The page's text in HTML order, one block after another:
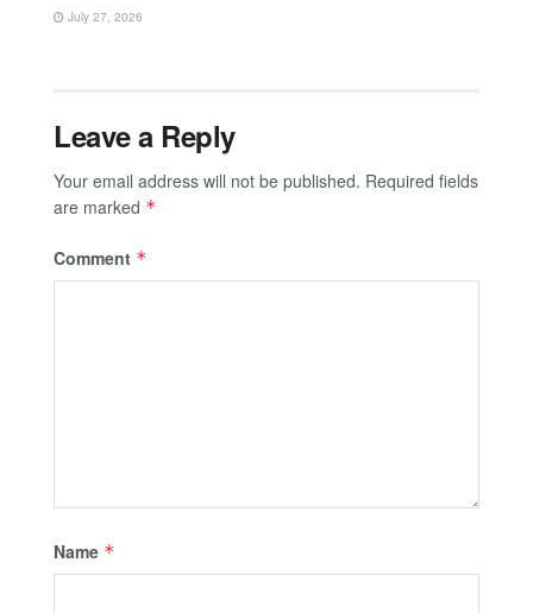
July 27, 2026
Leave a Reply
Your email address will not be published. Required fields
are marked *
Comment *
Name *